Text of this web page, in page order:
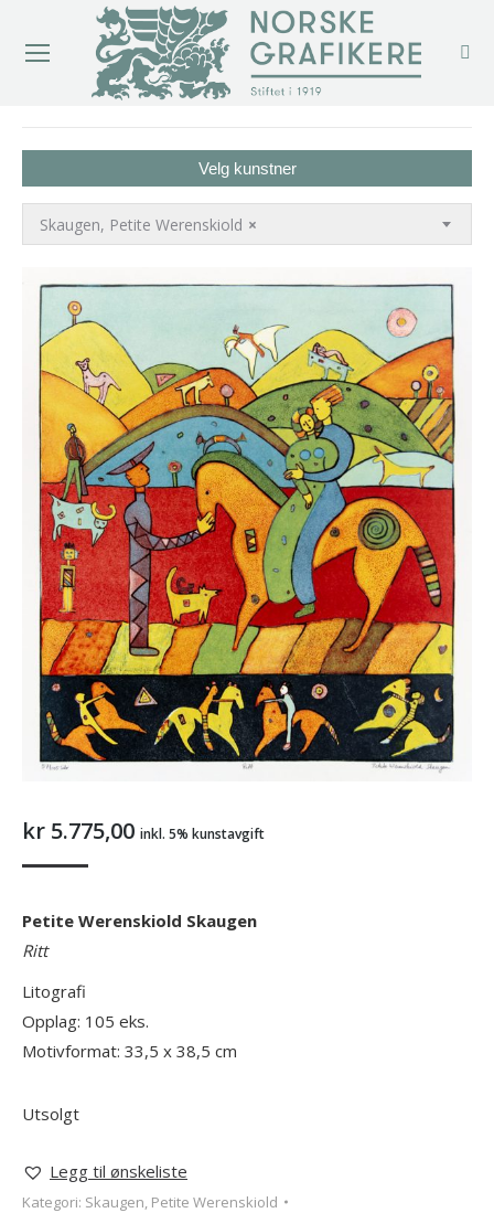
Velg kunstner
×
Skaugen, Petite Werenskiold
kr 5.775,00 inkl. 5% kunstavgift
Petite Werenskiold Skaugen
Ritt
Litografi
Opplag: 105 eks.
Motivformat: 33,5 x 38,5 cm
Utsolgt
Legg til ønskeliste
Kategori: Skaugen, Petite Werenskiold